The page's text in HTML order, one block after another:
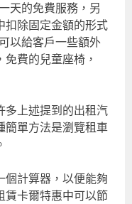
天的免費服務，另
扣除固定金額的形式
以給客戶一些額外
費的兒童座椅，
多上述提到的出租汽
簡單方法是瀏覽租車
個計算器，以便能夠
賃卡爾特惠中可以節